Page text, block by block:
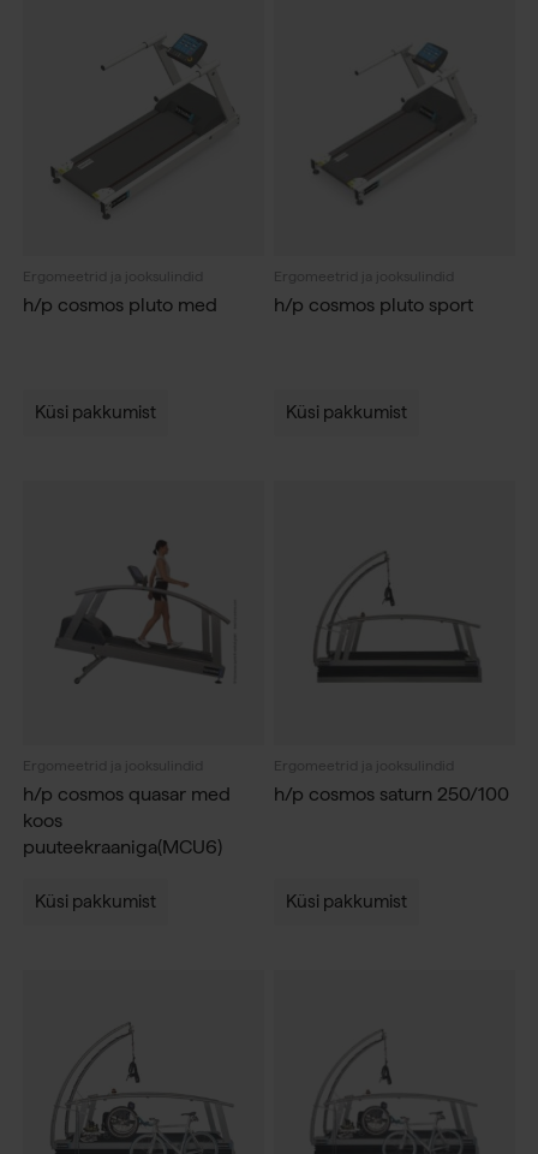
Ergomeetrid ja jooksulindid
h/p cosmos pluto med
Küsi pakkumist
Ergomeetrid ja jooksulindid
h/p cosmos pluto sport
Küsi pakkumist
Ergomeetrid ja jooksulindid
h/p cosmos quasar med
koos
puuteekraaniga(MCU6)
Küsi pakkumist
Ergomeetrid ja jooksulindid
h/p cosmos saturn 250/100
Küsi pakkumist